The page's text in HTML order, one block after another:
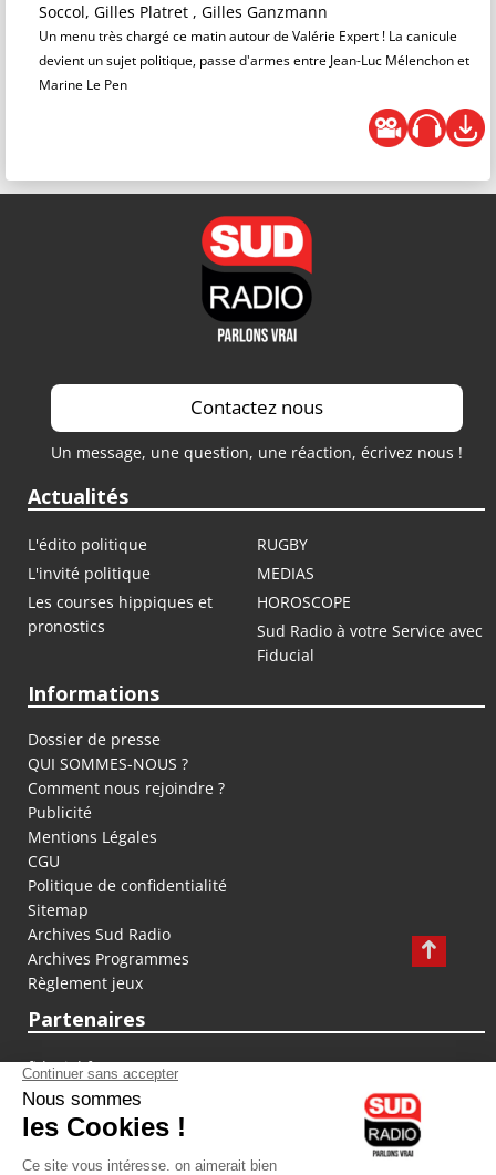
Soccol, Gilles Platret , Gilles Ganzmann
Un menu très chargé ce matin autour de Valérie Expert ! La canicule
devient un sujet politique, passe d'armes entre Jean-Luc Mélenchon et
Marine Le Pen
Contactez nous
Un message, une question, une réaction, écrivez nous !
Actualités
L'édito politique
RUGBY
L'invité politique
MEDIAS
Les courses hippiques et
pronostics
HOROSCOPE
Sud Radio à votre Service avec
Fiducial
Informations
Dossier de presse
QUI SOMMES-NOUS ?
Comment nous rejoindre ?
Publicité
Mentions Légales
CGU
Politique de confidentialité
Sitemap
Archives Sud Radio
Archives Programmes
Règlement jeux
Partenaires
fiducial.fr
lyoncapitale.fr
olympique-et-lyonnais.com
L'application Iphone / Android